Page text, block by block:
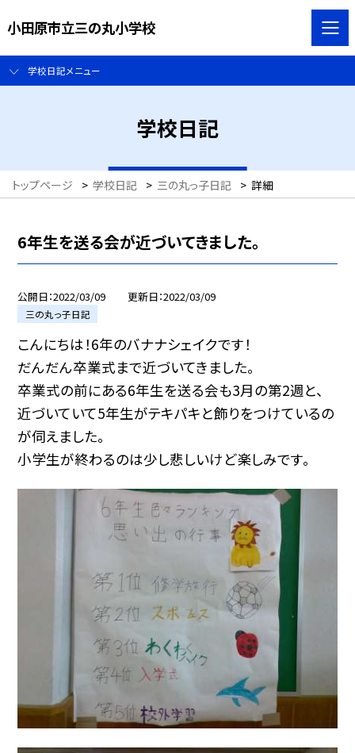
小田原市立三の丸小学校
学校日記メニュー
学校日記
トップページ > 学校日記 > 三の丸っ子日記 > 詳細
6年生を送る会が近づいてきました。
公開日 2022/03/09 更新日 2022/03/09
三の丸っ子日記
こんにちは！6年のバナナシェイクです！
だんだん卒業式まで近づいてきました。
卒業式の前にある6年生を送る会も3月の第2週と、
近づいていて5年生がテキパキと飾りをつけているの
が伺えました。
小学生が終わるのは少し悲しいけど楽しみです。